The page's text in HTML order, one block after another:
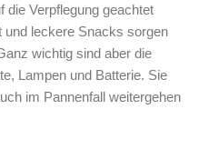
die Verpflegung geachtet
und leckere Snacks sorgen
wichtig sind aber die
Lampen und Batterie. Sie
im Pannenfall weitergehen